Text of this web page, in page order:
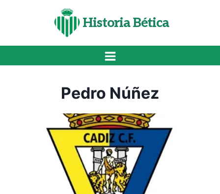
Historia Bética
Pedro Núñez